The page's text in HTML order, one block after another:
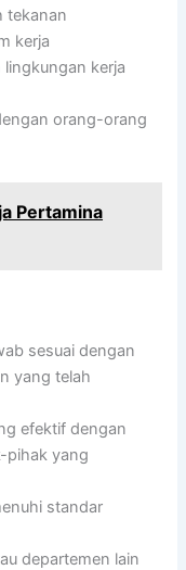
tekanan
kerja
kerja
orang-orang
Pertamina
sesuai dengan
yang telah
efektif dengan
pihak yang
standar
departemen lain